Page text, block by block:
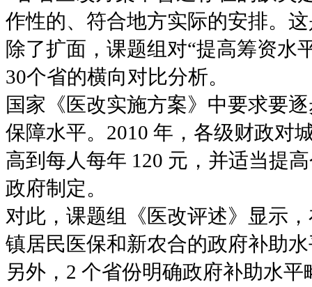
作性的、符合地方实际的安排。
除了扩面，课题组对“提高筹资水
30个省的横向对比分析。
国家《医改实施方案》中要求要
保障水平。2010 年，各级财政对
高到每人每年 120 元，并适当提
政府制定。
对此，课题组《医改评述》显示
镇居民医保和新农合的政府补助
另外，2 个省份明确政府补助水